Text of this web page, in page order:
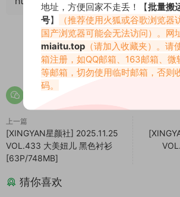
0 0
上一篇
[XINGYAN星颜社] 2025.11.25
VOL.433 大美妞儿 黑色衬衫
[63P/748MB]
猜你喜欢
地址，方便回家不走丢！【批量搬
号】
（推荐使用火狐或谷歌浏览器
国产浏览器可能会无法访问）。网
miaitu.top （请加入收藏夹）。请
箱注册，如QQ邮箱、163邮箱、
等邮箱，切勿使用临时邮箱，否则
码。